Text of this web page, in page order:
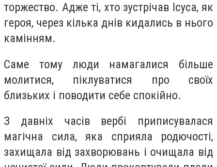
торжество. Адже ті, хто зустрічав Ісуса, як
героя, через кілька днів кидались в нього
камінням.
Саме тому люди намагалися більше
молитися, піклуватися про своїх
близьких і поводити себе спокійно.
З давніх часів вербі приписувалася
магічна сила, яка сприяла родючості,
захищала від захворювань і очищала від